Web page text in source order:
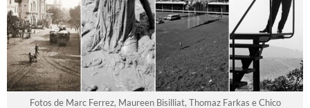
Fotos de Marc Ferrez, Maureen Bisilliat, Thomaz Farkas e Chico